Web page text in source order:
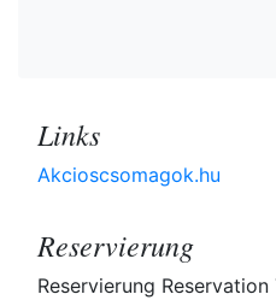
Links
Akcioscsomagok.hu
Reservierung
Reservierung